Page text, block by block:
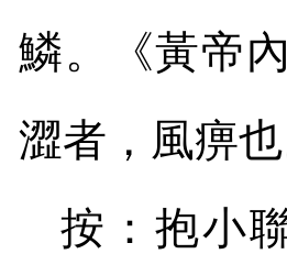
鱗。《黃帝
澀者，風痹
按：抱小